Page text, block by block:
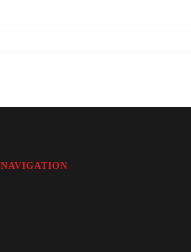
NAVIGATION